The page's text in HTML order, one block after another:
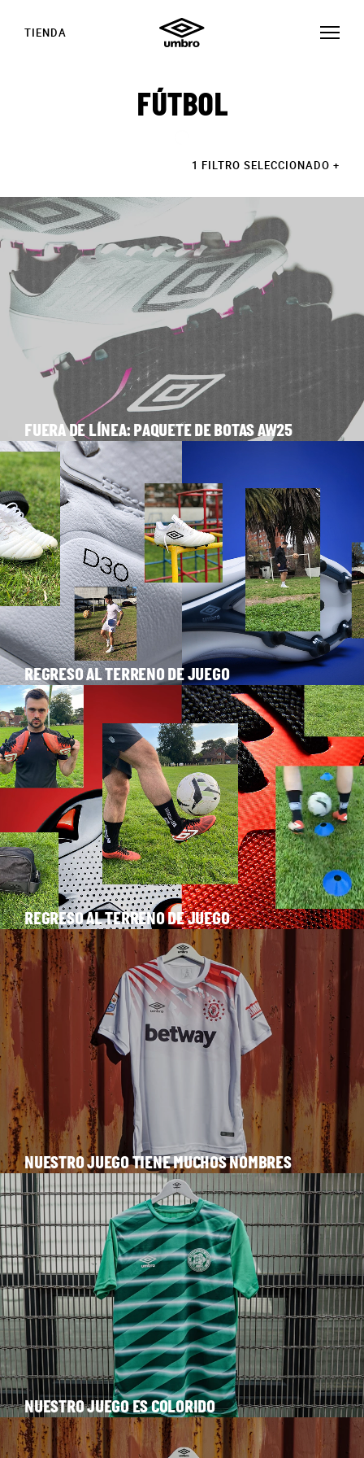
TIENDA
FÚTBOL
1 FILTRO SELECCIONADO +
HISTORIAS
FUERA DE LÍNEA: PAQUETE DE BOTAS AW25
REGRESO AL TERRENO DE JUEGO
REGRESO AL TERRENO DE JUEGO
NUESTRO JUEGO TIENE MUCHOS NOMBRES
NUESTRO JUEGO ES COLORIDO